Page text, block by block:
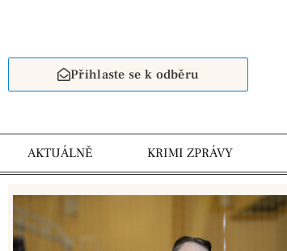
Přihlaste se k odběru
AKTUÁLNĚ KRIMI ZPRÁVY